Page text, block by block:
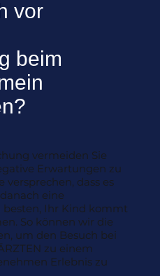
vor
beim
vermeiden Sie
Erwartungen zu
versprechen, dass es
eine
Ihr Kind kommt
So können wir die
um den Besuch bei
zu einem
Erlebnis zu